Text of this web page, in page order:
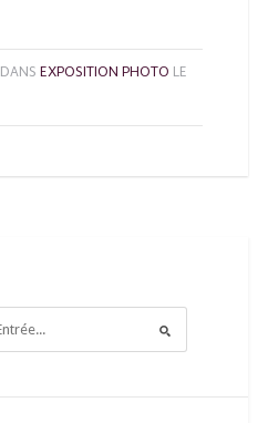
DANSEXPOSITION PHOTO LE